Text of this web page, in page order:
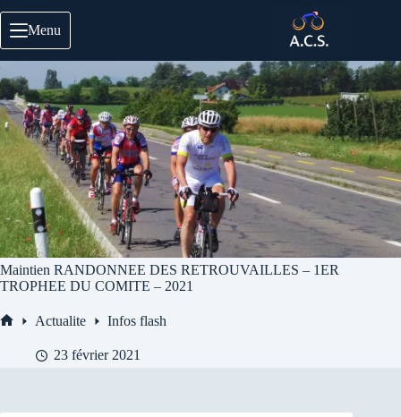
au
contenu
Menu
Maintien RANDONNEE DES RETROUVAILLES – 1ER
TROPHEE DU COMITE – 2021
Actualite Infos flash
23 février 2021